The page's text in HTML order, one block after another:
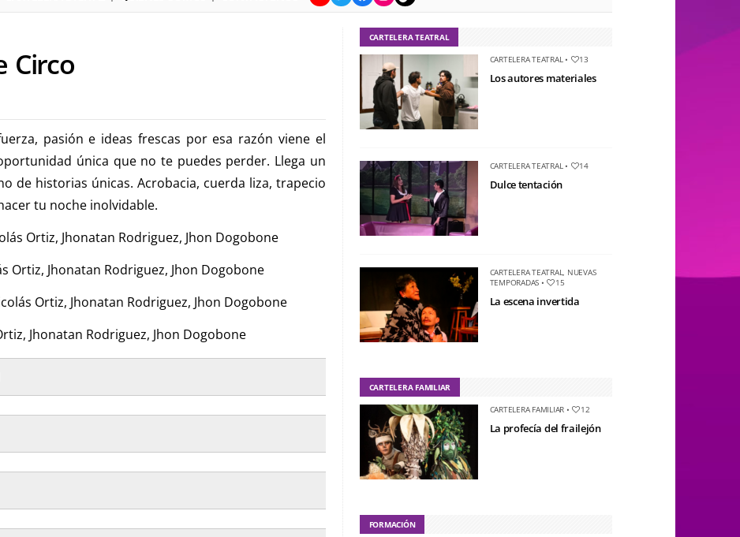
Circo
pasión e ideas frescas por esa razón viene el
única que no te puedes perder. Llega un
de historias únicas. Acrobacia, cuerda liza, trapecio
tu noche inolvidable.
Ortiz, Jhonatan Rodriguez, Jhon Dogobone
Ortiz, Jhonatan Rodriguez, Jhon Dogobone
Ortiz, Jhonatan Rodriguez, Jhon Dogobone
Jhonatan Rodriguez, Jhon Dogobone
CARTELERA TEATRAL
CARTELERA TEATRAL• 13
Los autores materiales
CARTELERA TEATRAL• 14
Dulce tentación
CARTELERA TEATRAL, NUEVAS
TEMPORADAS • 15
La escena invertida
CARTELERA FAMILIAR
CARTELERA FAMILIAR • 12
La profecía del frailejón
FORMACIÓN